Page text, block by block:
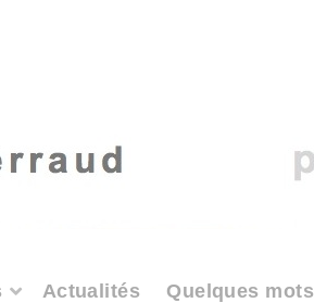
Actualités Quelques mots